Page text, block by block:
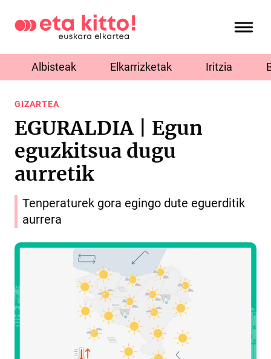
Albisteak Elkarrizketak Iritzia
GIZARTEA
EGURALDIA | Egun
eguzkitsua dugu
aurretik
Tenperaturek gora egingo dute eguerditik
aurrera